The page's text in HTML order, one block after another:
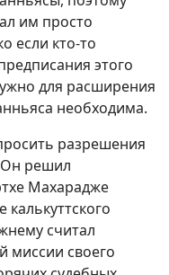
им просто
если кто-то
этого
для расширения
необходима.
разрешения
Он решил
Махарадже
считал
миссии своего